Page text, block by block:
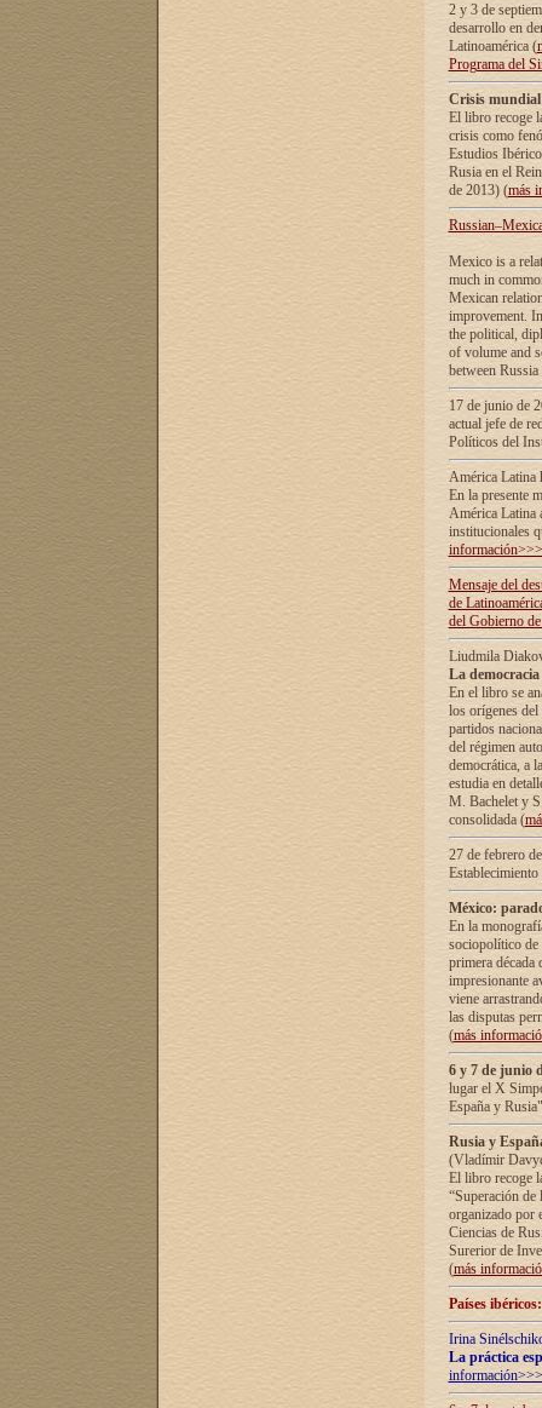
2 y 3 de
desarrollo en
Latinoamérica (
Programa del
Crisis
El libro recoge
crisis como
Estudios
Rusia en el
de 2013) (más
Mexico is a
much in
Mexican
improvement.
the political,
of volume and
between
17 de junio de
actual jefe de
Políticos del
América Latina
En la presente
América Latina
institucionales
información>>>
Mensaje del
de
del Gobierno
Liudmila
La
En el libro se
los orígenes
partidos
del régimen
democrática, а
estudia en
М. Bachelet у
consolidada (
27 de febrero
México:
En la
sociopolítico de
primera década
impresionante
viene
las disputas
(más
6 y 7 de junio
lugar el X
España y
Rusia y
(Vladímir
El libro recoge
“Superación
organizado por
Ciencias de
Surerior de
(más
Países
Irina
La práctica
información>>>